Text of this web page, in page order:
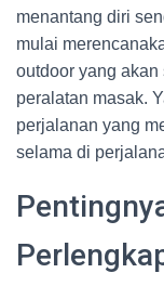
menantang diri
mulai
outdoor yang
peralatan masak.
perjalanan yang
selama di